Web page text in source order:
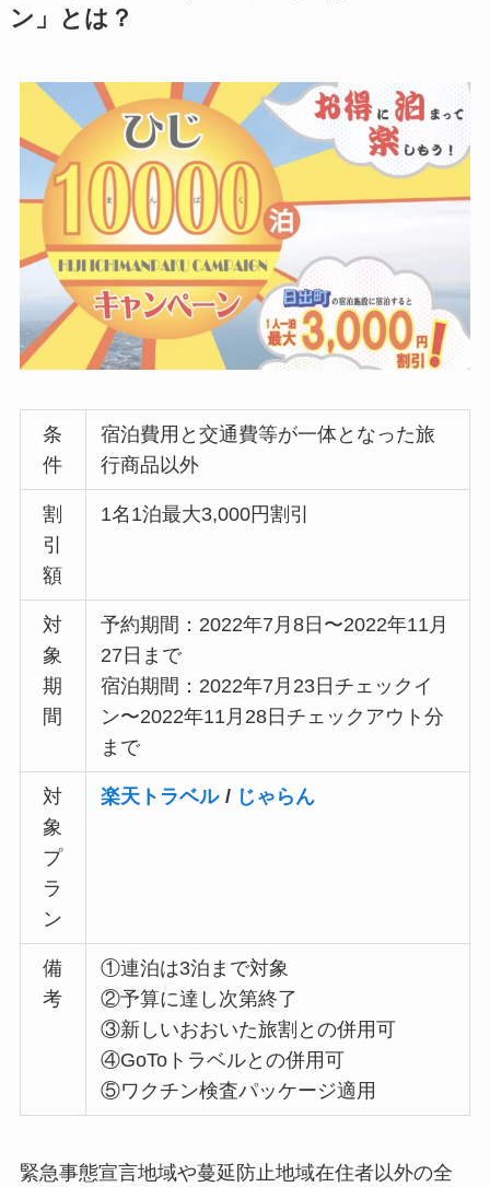
ン」とは？
条
件
宿泊費用と交通費等が一体となった旅
行商品以外
割
引
額
1名1泊最大3,000円割引
対
象
期
間
予約期間：2022年7月8日〜2022年11月
27日まで
宿泊期間：2022年7月23日チェックイ
ン〜2022年11月28日チェックアウト分
まで
対
象
プ
ラ
ン
楽天トラベル / じゃらん
備
考
①連泊は3泊まで対象
②予算に達し次第終了
③新しいおおいた旅割との併用可
④GoToトラベルとの併用可
⑤ワクチン検査パッケージ適用
緊急事態宣言地域や蔓延防止地域在住者以外の全